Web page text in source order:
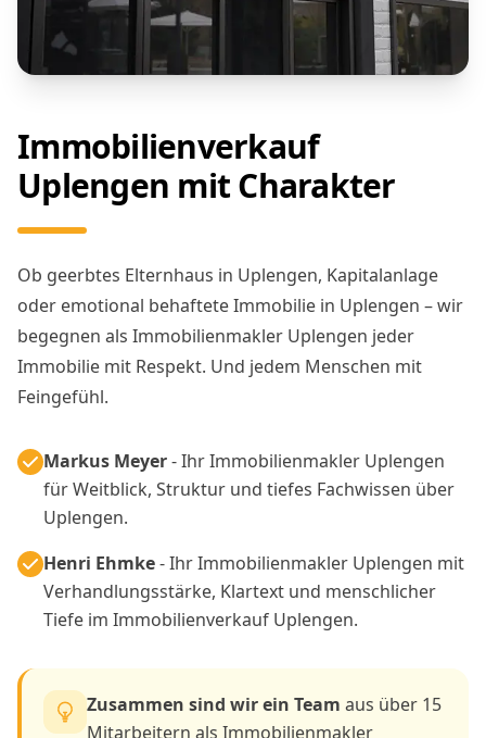
Immobilienverkauf
Uplengen mit Charakter
Ob geerbtes Elternhaus in Uplengen, Kapitalanlage
oder emotional behaftete Immobilie in Uplengen – wir
begegnen als Immobilienmakler Uplengen jeder
Immobilie mit Respekt. Und jedem Menschen mit
Feingefühl.
Markus Meyer- Ihr Immobilienmakler Uplengen
für Weitblick, Struktur und tiefes Fachwissen über
Uplengen.
Henri Ehmke- Ihr Immobilienmakler Uplengen mit
Verhandlungsstärke, Klartext und menschlicher
Tiefe im Immobilienverkauf Uplengen.
Zusammen sind wir ein Team aus über 15
Mitarbeitern als Immobilienmakler